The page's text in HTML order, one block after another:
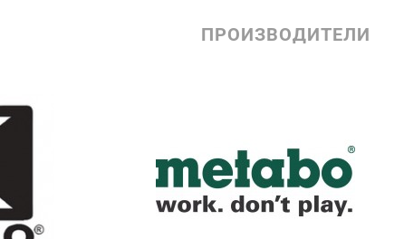
ПРОИЗВОДИТЕЛИ